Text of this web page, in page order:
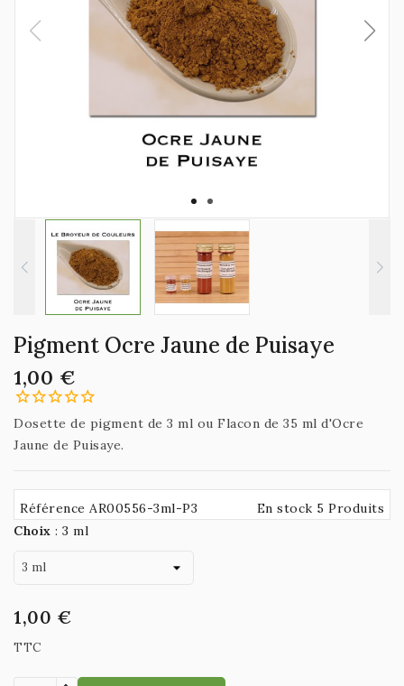
Pigment Ocre Jaune de Puisaye
1,00 €
Dosette de pigment de 3 ml ou Flacon de 35 ml d'Ocre
Jaune de Puisaye.
Référence AR00556-3ml-P3
En stock 5 Produits
Choix : 3 ml
1,00 €
TTC